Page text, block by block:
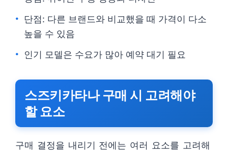
단점: 다른 브랜드와 비교했을 때 가격이 다소
높을 수 있음
인기 모델은 수요가 많아 예약 대기 필요
스즈키카타나 구매 시 고려해야
할 요소
구매 결정을 내리기 전에는 여러 요소를 고려해